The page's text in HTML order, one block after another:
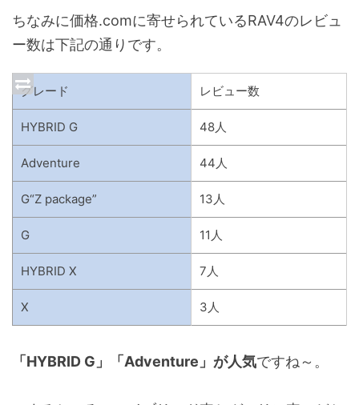
ちなみに価格.comに寄せられているRAV4のレビュ
ー数は下記の通りです。
グレード レビュー数
HYBRID G 48人
Adventure 44人
G“Z package” 13人
G 11人
HYBRID X 7人
X 3人
「HYBRID G」 「Adventure」が人気ですね～。